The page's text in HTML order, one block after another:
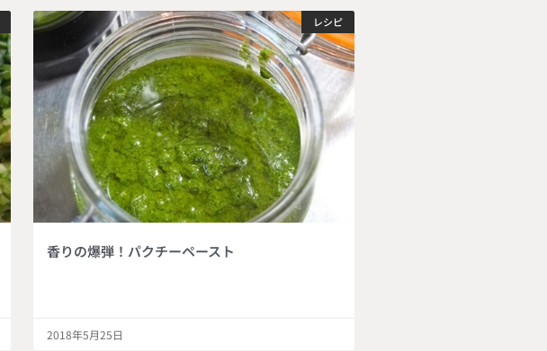
レシピ
香りの爆弾！パクチーペースト
2018年5月25日